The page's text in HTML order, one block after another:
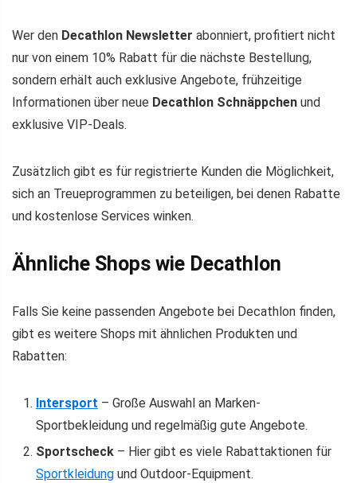
Wer den Decathlon Newsletter abonniert, profitiert nicht
nur von einem 10% Rabatt für die nächste Bestellung,
sondern erhält auch exklusive Angebote, frühzeitige
Informationen über neue Decathlon Schnäppchen und
exklusive VIP-Deals.
Zusätzlich gibt es für registrierte Kunden die Möglichkeit,
sich an Treueprogrammen zu beteiligen, bei denen Rabatte
und kostenlose Services winken.
Ähnliche Shops wie Decathlon
Falls Sie keine passenden Angebote bei Decathlon finden,
gibt es weitere Shops mit ähnlichen Produkten und
Rabatten:
Intersport – Große Auswahl an Marken-
Sportbekleidung und regelmäßig gute Angebote.
Sportscheck – Hier gibt es viele Rabattaktionen für
Sportkleidung und Outdoor-Equipment.